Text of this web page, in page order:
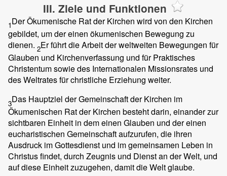
III. Ziele und Funktionen
1Der Ökumenische Rat der Kirchen wird von den Kirchen
gebildet, um der einen ökumenischen Bewegung zu
dienen. 2Er führt die Arbeit der weltweiten Bewegungen für
Glauben und Kirchenverfassung und für Praktisches
Christentum sowie des Internationalen Missionsrates und
des Weltrates für christliche Erziehung weiter.
3Das Hauptziel der Gemeinschaft der Kirchen im
Ökumenischen Rat der Kirchen besteht darin, einander zur
sichtbaren Einheit in dem einen Glauben und der einen
eucharistischen Gemeinschaft aufzurufen, die ihren
Ausdruck im Gottesdienst und im gemeinsamen Leben in
Christus findet, durch Zeugnis und Dienst an der Welt, und
auf diese Einheit zuzugehen, damit die Welt glaube.